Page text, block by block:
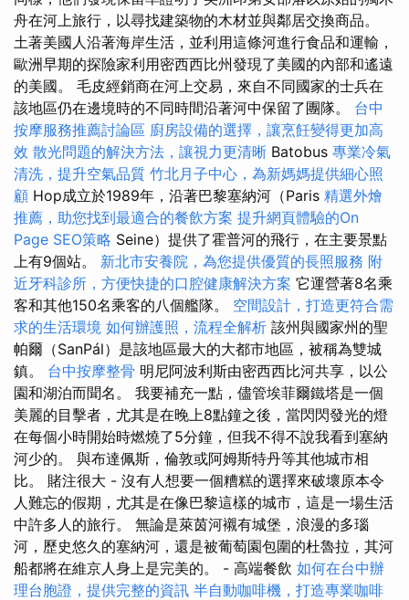
舟在河上旅行，以尋找建築物的木材並與鄰居交換商品。
土著美國人沿著海岸生活，並利用這條河進行食品和運輸，
歐洲早期的探險家利用密西西比州發現了美國的內部和遙遠
的美國。 毛皮經銷商在河上交易，來自不同國家的士兵在
該地區仍在邊境時的不同時間沿著河中保留了團隊。 台中
按摩服務推薦討論區 廚房設備的選擇，讓烹飪變得更加高
效 散光問題的解決方法，讓視力更清晰 Batobus 專業冷氣
清洗，提升空氣品質 竹北月子中心，為新媽媽提供細心照
顧 Hop成立於1989年，沿著巴黎塞納河（Paris 精選外燴
推薦，助您找到最適合的餐飲方案 提升網頁體驗的On
Page SEO策略 Seine）提供了霍普河的飛行，在主要景點
上有9個站。 新北市安養院，為您提供優質的長照服務 附
近牙科診所，方便快捷的口腔健康解決方案 它運營著8名乘
客和其他150名乘客的八個艦隊。 空間設計，打造更符合需
求的生活環境 如何辦護照，流程全解析 該州與國家州的聖
帕爾（SanPál）是該地區最大的大都市地區，被稱為雙城
鎮。 台中按摩整骨 明尼阿波利斯由密西西比河共享，以公
園和湖泊而聞名。 我要補充一點，儘管埃菲爾鐵塔是一個
美麗的目擊者，尤其是在晚上8點鐘之後，當閃閃發光的燈
在每個小時開始時燃燒了5分鐘，但我不得不說我看到塞納
河少的。 與布達佩斯，倫敦或阿姆斯特丹等其他城市相
比。 賭注很大 - 沒有人想要一個糟糕的選擇來破壞原本令
人難忘的假期，尤其是在像巴黎這樣的城市，這是一場生活
中許多人的旅行。 無論是萊茵河襯有城堡，浪漫的多瑙
河，歷史悠久的塞納河，還是被葡萄園包圍的杜魯拉，其河
船都將在維京人身上是完美的。 - 高端餐飲 如何在台中辦
理台胞證，提供完整的資訊 半自動咖啡機，打造專業咖啡